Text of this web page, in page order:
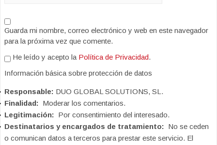
Guarda mi nombre, correo electrónico y web en este navegador
para la próxima vez que comente.
He leído y acepto la Política de Privacidad.
Información básica sobre protección de datos
Responsable: DUO GLOBAL SOLUTIONS, SL.
Finalidad: Moderar los comentarios.
Legitimación: Por consentimiento del interesado.
Destinatarios y encargados de tratamiento: No se ceden
o comunican datos a terceros para prestar este servicio. El